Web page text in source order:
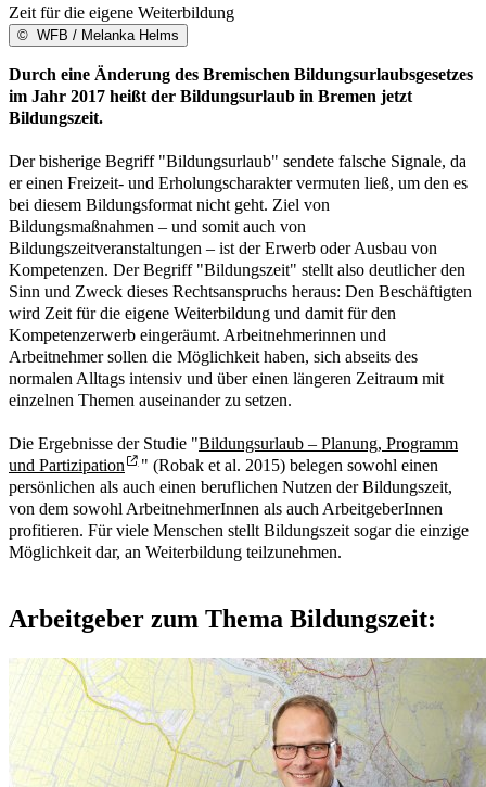
Zeit für die eigene Weiterbildung
© WFB / Melanka Helms
Durch eine Änderung des Bremischen Bildungsurlaubsgesetzes
im Jahr 2017 heißt der Bildungsurlaub in Bremen jetzt
Bildungszeit.
Der bisherige Begriff "Bildungsurlaub" sendete falsche Signale, da
er einen Freizeit- und Erholungscharakter vermuten ließ, um den es
bei diesem Bildungsformat nicht geht. Ziel von
Bildungsmaßnahmen – und somit auch von
Bildungszeitveranstaltungen – ist der Erwerb oder Ausbau von
Kompetenzen. Der Begriff "Bildungszeit" stellt also deutlicher den
Sinn und Zweck dieses Rechtsanspruchs heraus: Den Beschäftigten
wird Zeit für die eigene Weiterbildung und damit für den
Kompetenzerwerb eingeräumt. Arbeitnehmerinnen und
Arbeitnehmer sollen die Möglichkeit haben, sich abseits des
normalen Alltags intensiv und über einen längeren Zeitraum mit
einzelnen Themen auseinander zu setzen.
Die Ergebnisse der Studie "Bildungsurlaub – Planung, Programm
und Partizipation
" (Robak et al. 2015) belegen sowohl einen
persönlichen als auch einen beruflichen Nutzen der Bildungszeit,
von dem sowohl ArbeitnehmerInnen als auch ArbeitgeberInnen
profitieren. Für viele Menschen stellt Bildungszeit sogar die einzige
Möglichkeit dar, an Weiterbildung teilzunehmen.
Arbeitgeber zum Thema Bildungszeit: